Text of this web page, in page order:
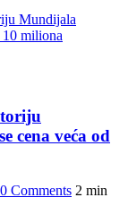
cena veća od
0 Comments 2 min